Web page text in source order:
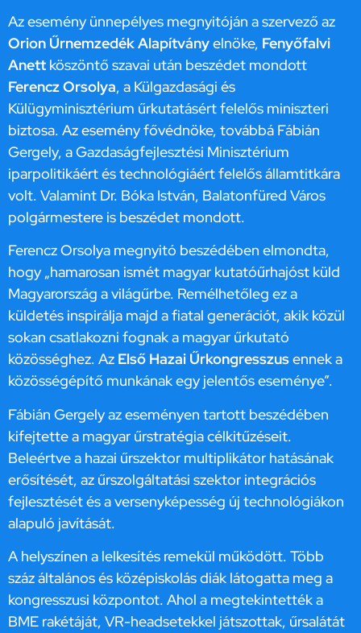
Az esemény ünnepélyes megnyitóján a szervező az
Orion Űrnemzedék Alapítványelnöke, Fenyőfalvi
Anett köszöntő szavai után beszédet mondott
Ferencz Orsolya, a Külgazdasági és
Külügyminisztérium űrkutatásért felelős miniszteri
biztosa. Az esemény fővédnöke, továbbá Fábián
Gergely, a Gazdaságfejlesztési Minisztérium
iparpolitikáért és technológiáért felelős államtitkára
volt. Valamint Dr. Bóka István, Balatonfüred Város
polgármestere is beszédet mondott.
Ferencz Orsolya megnyitó beszédében elmondta,
hogy „hamarosan ismét magyar kutatóűrhajóst küld
Magyarország a világűrbe. Remélhetőleg ez a
küldetés inspirálja majd a fiatal generációt, akik közül
sokan csatlakozni fognak a magyar űrkutató
közösséghez. Az Első Hazai Űrkongresszusennek a
közösségépítő munkának egy jelentős eseménye”.
Fábián Gergely az eseményen tartott beszédében
kifejtette a magyar űrstratégia célkitűzéseit.
Beleértve a hazai űrszektor multiplikátor hatásának
erősítését, az űrszolgáltatási szektor integrációs
fejlesztését és a versenyképesség új technológiákon
alapuló javítását.
A helyszínen a lelkesítés remekül működött. Több
száz általános és középiskolás diák látogatta meg a
kongresszusi központot. Ahol a megtekintették a
BME rakétáját, VR-headsetekkel játszottak, űrsalátát